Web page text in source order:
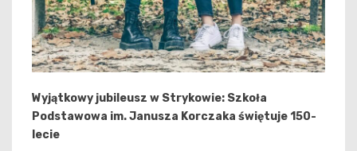
Wyjątkowy jubileusz w Strykowie: Szkoła
Podstawowa im. Janusza Korczaka świętuje 150-
lecie